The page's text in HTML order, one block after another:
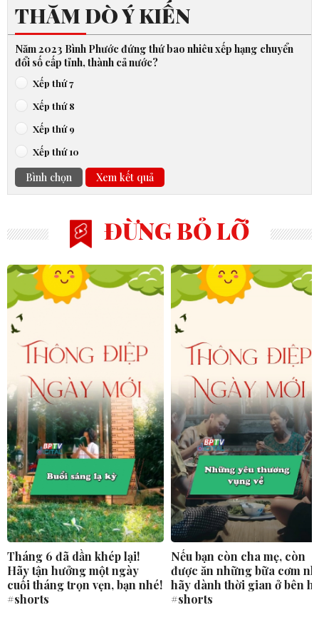
THĂM DÒ Ý KIẾN
Năm 2023 Bình Phước đứng thứ bao nhiêu xếp hạng chuyển
đổi số cấp tỉnh, thành cả nước?
Xếp thứ 7
Xếp thứ 8
Xếp thứ 9
Xếp thứ 10
Bình chọn Xem kết quả
ĐỪNG BỎ LỠ
Tháng 6 đã dần khép lại!
Hãy tận hưởng một ngày
cuối tháng trọn vẹn, bạn nhé!
#shorts
Nếu bạn còn cha mẹ, còn
được ăn những bữa cơm
hãy dành thời gian ở bên
#shorts